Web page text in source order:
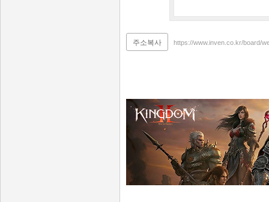
주소복사 https://www.inven.co.kr/board/